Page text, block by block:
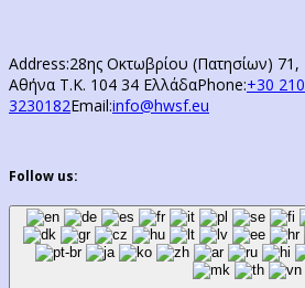
Address:28ης Οκτωβρίου (Πατησίων) 71,
Αθήνα Τ.Κ. 104 34 ΕλλάδαPhone:+30 210
3230182Email:info@hwsf.eu
Follow us: